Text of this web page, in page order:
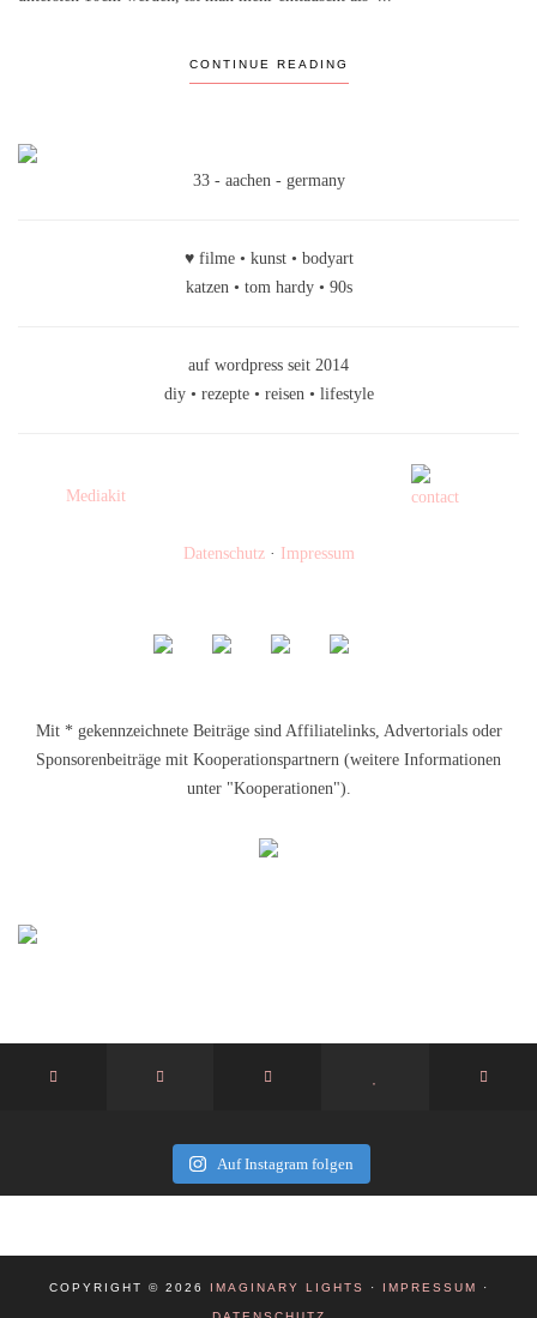
CONTINUE READING
33 - aachen - germany
♥ filme • kunst • bodyart
katzen • tom hardy • 90s
auf wordpress seit 2014
diy • rezepte • reisen • lifestyle
Mediakit
Datenschutz· Impressum
Mit * gekennzeichnete Beiträge sind Affiliatelinks, Advertorials oder
Sponsorenbeiträge mit Kooperationspartnern (weitere Informationen
unter "Kooperationen").
Auf Instagram folgen
COPYRIGHT © 2026 IMAGINARY LIGHTS · IMPRESSUM ·